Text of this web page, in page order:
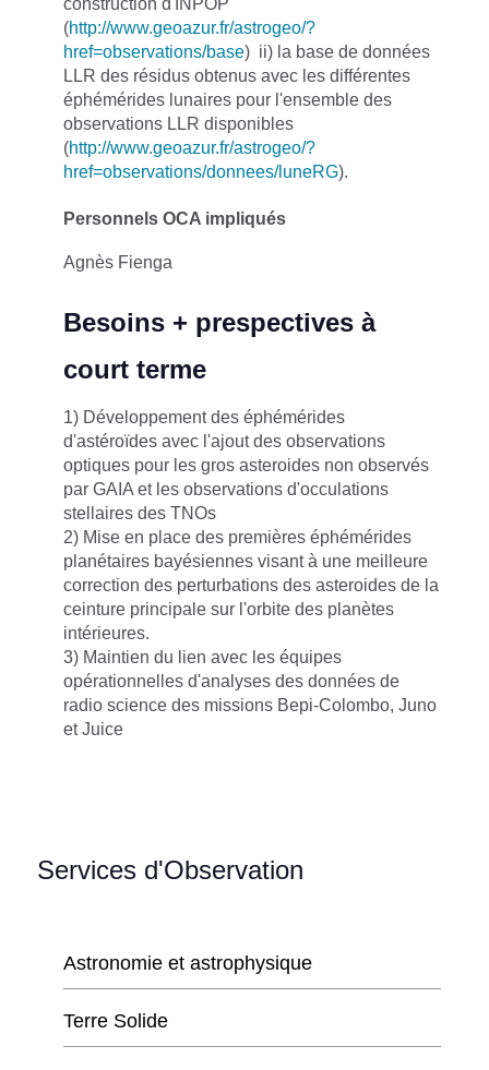
construction d'INPOP
(http://www.geoazur.fr/astrogeo/?
href=observations/base) ii) la base de données
LLR des résidus obtenus avec les différentes
éphémérides lunaires pour l'ensemble des
observations LLR disponibles
(http://www.geoazur.fr/astrogeo/?
href=observations/donnees/luneRG).
Personnels OCA impliqués
Agnès Fienga
Besoins + prespectives à
court terme
1) Développement des éphémérides
d'astéroïdes avec l'ajout des observations
optiques pour les gros asteroides non observés
par GAIA et les observations d'occulations
stellaires des TNOs
2) Mise en place des premières éphémérides
planétaires bayésiennes visant à une meilleure
correction des perturbations des asteroides de la
ceinture principale sur l'orbite des planètes
intérieures.
3) Maintien du lien avec les équipes
opérationnelles d'analyses des données de
radio science des missions Bepi-Colombo, Juno
et Juice
Services d'Observation
Astronomie et astrophysique
Terre Solide